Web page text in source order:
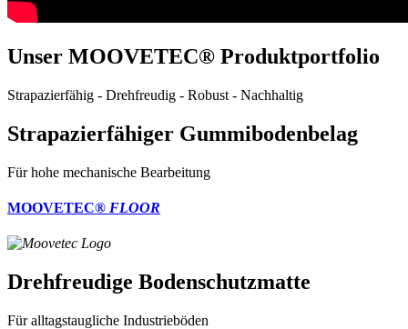
Unser MOOVETEC® Produktportfolio
Strapazierfähig - Drehfreudig - Robust - Nachhaltig
Strapazierfähiger Gummibodenbelag
Für hohe mechanische Bearbeitung
MOOVETEC® FLOOR
Drehfreudige Bodenschutzmatte
Für alltagstaugliche Industrieböden